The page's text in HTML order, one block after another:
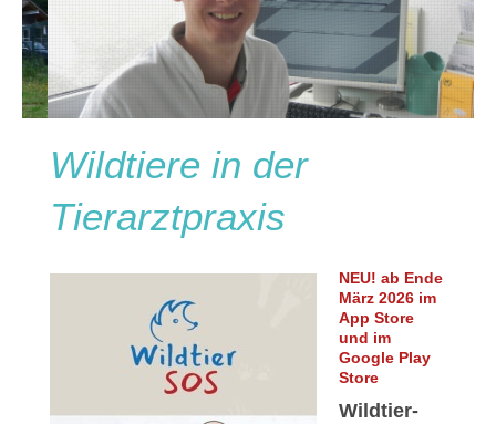
Wildtiere in der
Tierarztpraxis
NEU! ab Ende
März 2026 im
App Store
und im
Google Play
Store
Wildtier-